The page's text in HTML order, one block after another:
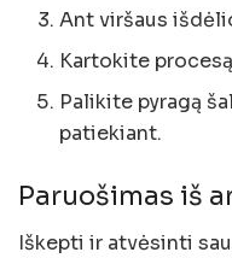
Ant viršaus
Kartokite
Palikite pyragą
patiekiant.
Paruošimas iš
Iškepti ir atvėsinti